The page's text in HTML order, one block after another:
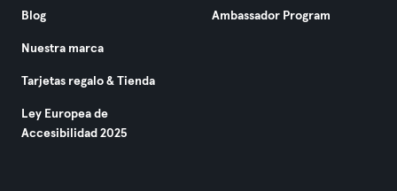
Blog
Nuestra marca
Tarjetas regalo & Tienda
Ley Europea de
Accesibilidad 2025
Ambassador Program